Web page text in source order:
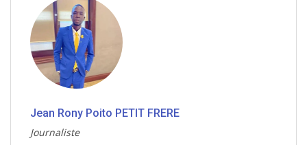
Jean Rony Poito PETIT FRERE
Journaliste